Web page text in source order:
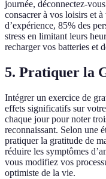
journée, déconnectez-
consacrer à vos loisirs et
d’expérience, 85% des
stress en limitant leurs
recharger vos batteries et
5. Pratiquer la
Intégrer un exercice de
effets significatifs sur
chaque jour pour noter
reconnaissant. Selon une
pratiquer la gratitude de
réduire les symptômes
vous modifiez vos
optimiste de la vie.